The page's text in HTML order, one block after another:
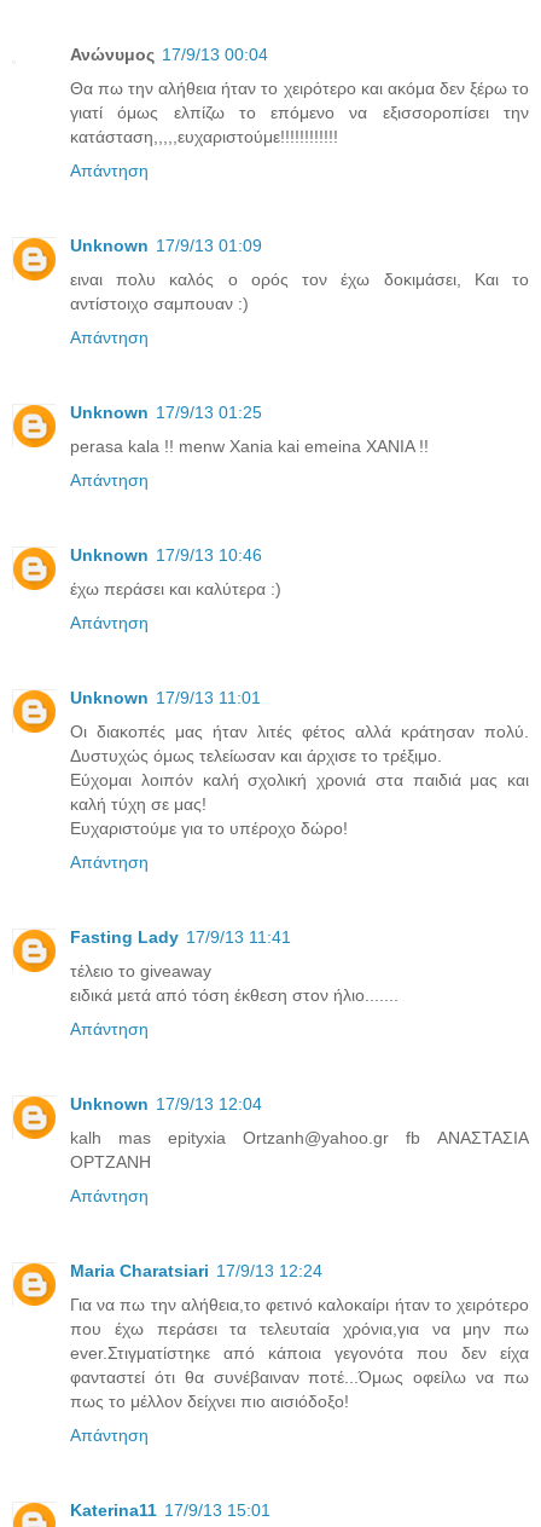
Ανώνυμος 17/9/13 00:04
Θα πω την αλήθεια ήταν το χειρότερο και ακόμα δεν ξέρω το
γιατί όμως ελπίζω το επόμενο να εξισσοροπίσει την
κατάσταση,,,,,ευχαριστούμε!!!!!!!!!!!!
Απάντηση
Unknown 17/9/13 01:09
ειναι πολυ καλός ο ορός τον έχω δοκιμάσει, Και το
αντίστοιχο σαμπουαν :)
Απάντηση
Unknown 17/9/13 01:25
perasa kala !! menw Xania kai emeina XANIA !!
Απάντηση
Unknown 17/9/13 10:46
έχω περάσει και καλύτερα :)
Απάντηση
Unknown 17/9/13 11:01
Οι διακοπές μας ήταν λιτές φέτος αλλά κράτησαν πολύ.
Δυστυχώς όμως τελείωσαν και άρχισε το τρέξιμο.
Εύχομαι λοιπόν καλή σχολική χρονιά στα παιδιά μας και
καλή τύχη σε μας!
Ευχαριστούμε για το υπέροχο δώρο!
Απάντηση
Fasting Lady 17/9/13 11:41
τέλειο το giveaway
ειδικά μετά από τόση έκθεση στον ήλιο.......
Απάντηση
Unknown 17/9/13 12:04
kalh mas epityxia Ortzanh@yahoo.gr fb ΑΝΑΣΤΑΣΙΑ
ΟΡΤΖΑΝΗ
Απάντηση
Maria Charatsiari 17/9/13 12:24
Για να πω την αλήθεια,το φετινό καλοκαίρι ήταν το χειρότερο
που έχω περάσει τα τελευταία χρόνια,για να μην πω
ever.Στιγματίστηκε από κάποια γεγονότα που δεν είχα
φανταστεί ότι θα συνέβαιναν ποτέ...Όμως οφείλω να πω
πως το μέλλον δείχνει πιο αισιόδοξο!
Απάντηση
Katerina11 17/9/13 15:01